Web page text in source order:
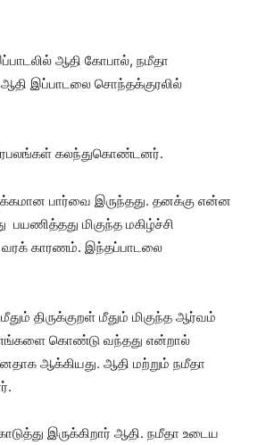
ஆதி கோபால், நமீதா
ஆதி இப்பாடலை சொந்தக்குரலில்
கலந்துகொண்டனர்.
பார்வை இருந்தது. தனக்கு என்ன
மிகுந்த மகிழ்ச்சி
வரக் காரணம். இந்தப்பாடலை
திருக்குறள் மீதும் மிகுந்த ஆர்வம்
கொண்டு வந்தது என்றால்
ஆக்கியது. ஆதி மற்றும் நமீதா
இருக்கிறார் ஆதி. நமீதா உடைய